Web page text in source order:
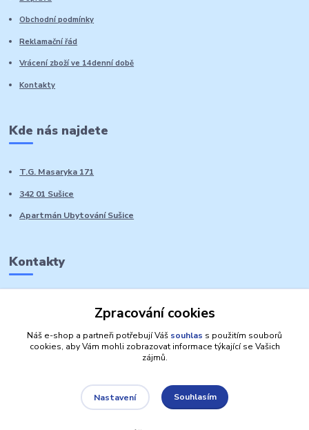
Obchodní podmínky
Reklamační řád
Vrácení zboží ve 14denní době
Kontakty
Kde nás najdete
T.G. Masaryka 171
342 01 Sušice
Apartmán Ubytování Sušice
Kontakty
Zpracování cookies
Náš e-shop a partneři potřebují Váš souhlas s použitím souborů
cookies, aby Vám mohli zobrazovat informace týkající se Vašich
zájmů.
Nastavení Souhlasím